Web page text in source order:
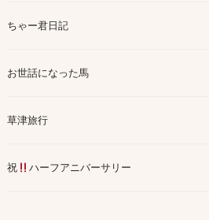
ちゃー君日記
お世話になった馬
草津旅行
祝 ハーフアニバーサリー